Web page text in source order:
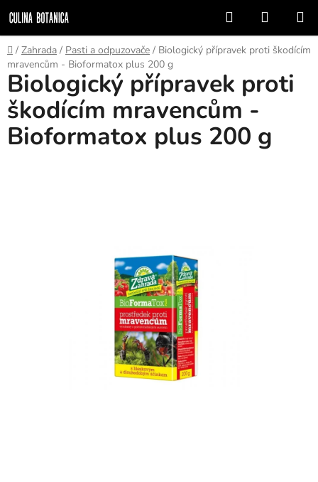
na
obsah
Hledat
KOŠÍK
Domů
/ Zahrada / Pasti a odpuzovače / Biologický přípravek proti škodícím
mravencům - Bioformatox plus 200 g
Biologický přípravek proti
škodícím mravencům -
Bioformatox plus 200 g